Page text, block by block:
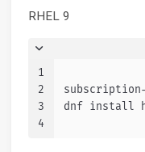
RHEL 9
1
2
3
4
dnf install